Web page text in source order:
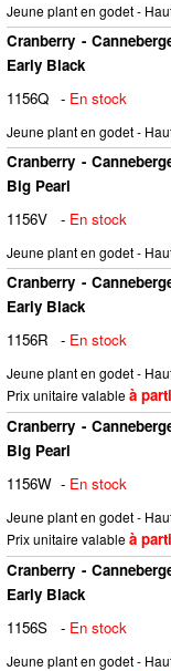
Jeune plant en godet -
Cranberry -
Early Black
1156Q - En stock
Jeune plant en godet -
Cranberry -
Big Pearl
1156V
- En stock
Jeune plant en godet -
Cranberry -
Early Black
1156R
- En stock
Jeune plant en godet -
Prix unitaire valableà
Cranberry -
Big Pearl
1156W - En stock
Jeune plant en godet -
Prix unitaire valableà
Cranberry -
Early Black
1156S
- En stock
Jeune plant en godet -